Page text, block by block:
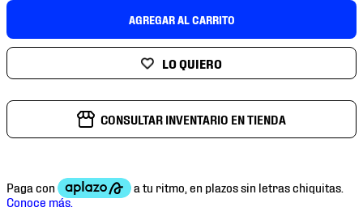
AGREGAR AL CARRITO
CONSULTAR INVENTARIO EN TIENDA
8.
chivas